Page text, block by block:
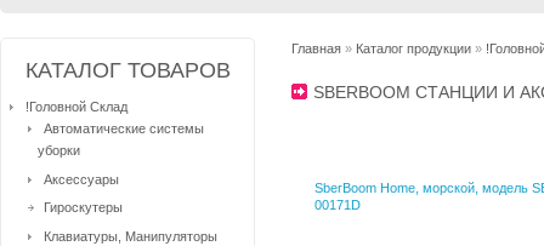
Главная » Каталог продукции »
SBERBOOM СТАНЦИИ И
SberBoom Home, морской, модель
00171D
КАТАЛОГ ТОВАРОВ
!Головной Склад
Автоматические системы
уборки
Аксессуары
Гироскутеры
Клавиатуры, Манипуляторы